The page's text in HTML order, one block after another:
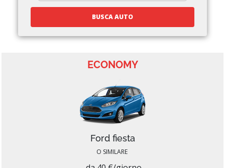
BUSCA AUTO
ECONOMY
Ford fiesta
O SIMILARE